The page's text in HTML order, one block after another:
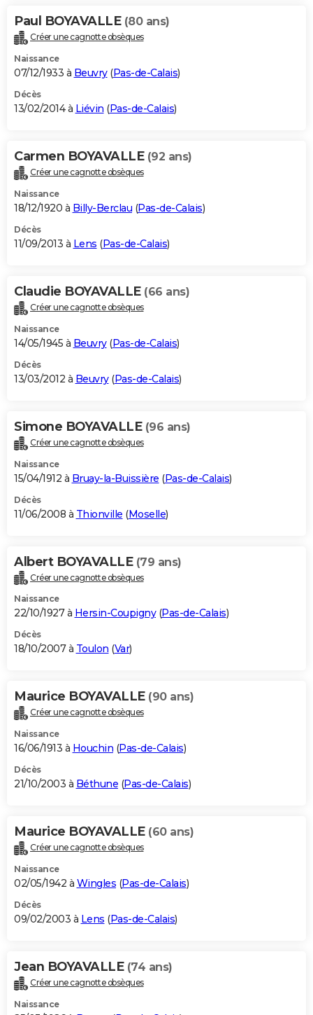
Paul BOYAVALLE (80 ans)
Créer une cagnotte obsèques
Naissance
07/12/1933 à Beuvry(Pas-de-Calais)
Décès
13/02/2014 à Liévin (Pas-de-Calais)
Carmen BOYAVALLE (92 ans)
Créer une cagnotte obsèques
Naissance
18/12/1920 à Billy-Berclau (Pas-de-Calais)
Décès
11/09/2013 à Lens (Pas-de-Calais)
Claudie BOYAVALLE (66 ans)
Créer une cagnotte obsèques
Naissance
14/05/1945 à Beuvry(Pas-de-Calais)
Décès
13/03/2012 à Beuvry(Pas-de-Calais)
Simone BOYAVALLE (96 ans)
Créer une cagnotte obsèques
Naissance
15/04/1912 à Bruay-la-Buissière (Pas-de-Calais)
Décès
11/06/2008 à Thionville (Moselle)
Albert BOYAVALLE (79 ans)
Créer une cagnotte obsèques
Naissance
22/10/1927 à Hersin-Coupigny(Pas-de-Calais)
Décès
18/10/2007 à Toulon (Var)
Maurice BOYAVALLE (90 ans)
Créer une cagnotte obsèques
Naissance
16/06/1913 à Houchin (Pas-de-Calais)
Décès
21/10/2003 à Béthune (Pas-de-Calais)
Maurice BOYAVALLE (60 ans)
Créer une cagnotte obsèques
Naissance
02/05/1942 à Wingles (Pas-de-Calais)
Décès
09/02/2003 à Lens (Pas-de-Calais)
Jean BOYAVALLE (74 ans)
Créer une cagnotte obsèques
Naissance